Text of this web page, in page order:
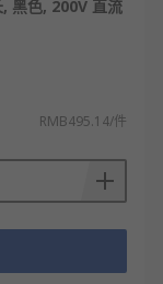
黑色, 200V 直流
RMB495.14/件